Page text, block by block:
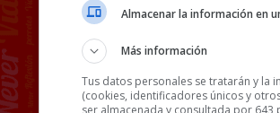
Almacenar la información en
Más información
Tus datos personales se tratarán y la
(cookies, identificadores únicos y
ser almacenada y consultada por